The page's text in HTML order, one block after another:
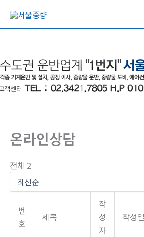
츠
건
너
뛰
온라인상담
전체 2
번
호
제목
작
성
자
작성일